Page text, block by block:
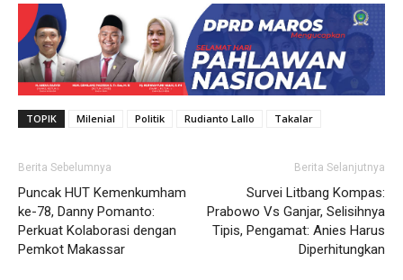
TOPIK Milenial Politik Rudianto Lallo Takalar
Berita Sebelumnya
Puncak HUT Kemenkumham
ke-78, Danny Pomanto:
Perkuat Kolaborasi dengan
Pemkot Makassar
Berita Selanjutnya
Survei Litbang Kompas:
Prabowo Vs Ganjar, Selisihnya
Tipis, Pengamat: Anies Harus
Diperhitungkan